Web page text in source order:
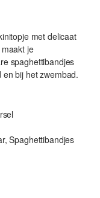
met delicaat
je
spaghettibandjes
bij het zwembad.
Spaghettibandjes